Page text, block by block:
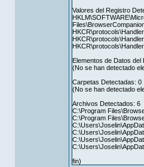
Valores del Registro
Elementos de Datos
(No se han detectado
Carpetas Detectadas: 0
(No se han detectado
Archivos Detectados: 6
C:\Program
C:\Program
fin)